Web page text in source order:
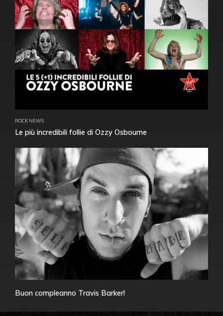
ROCK NEWS
Le più incredibili follie di Ozzy Osbourne
Buon compleanno Travis Barker!